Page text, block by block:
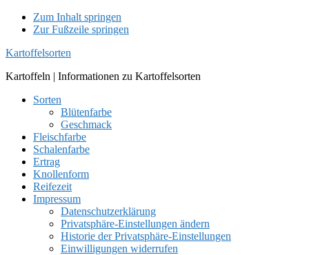
Zum Inhalt springen
Zur Fußzeile springen
Kartoffelsorten
Kartoffeln | Informationen zu Kartoffelsorten
Sorten
Blütenfarbe
Geschmack
Fleischfarbe
Schalenfarbe
Ertrag
Knollenform
Reifezeit
Impressum
Datenschutzerklärung
Privatsphäre-Einstellungen ändern
Historie der Privatsphäre-Einstellungen
Einwilligungen widerrufen